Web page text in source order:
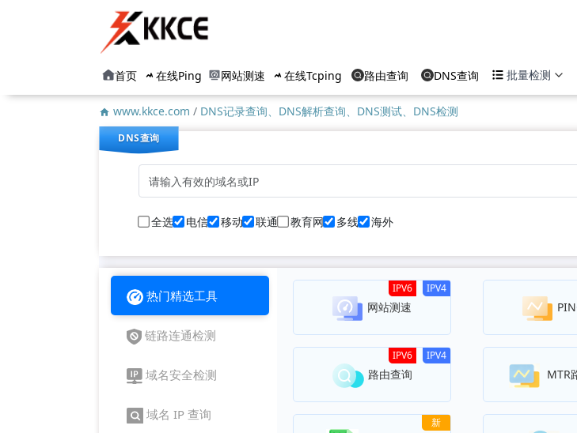
首页 在线Ping 网站测速 在线Tcping 路由查询 DNS查询 批量检测
www.kkce.com / DNS记录查询、DNS解析查询、DNS测试、DNS检测
DNS查询
全选 电信 移动 联通 教育网 多线 海外
热门精选工具
链路连通检测
域名安全检测
域名 IP 查询
网站测速
IPV6 IPV4
路由查询
IPV6 IPV4
MTR
新